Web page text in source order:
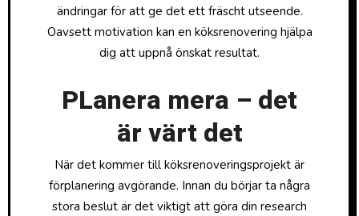
ändringar för att ge det ett fräscht utseende.
Oavsett motivation kan en köksrenovering hjälpa
dig att uppnå önskat resultat.
PLanera mera – det
är värt det
När det kommer till köksrenoveringsprojekt är
förplanering avgörande. Innan du börjar ta några
stora beslut är det viktigt att göra din research